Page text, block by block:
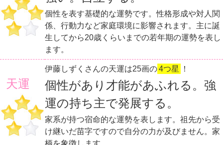
個性を表す基礎的な運勢です。性格形成や対人関
係、行動力など家庭環境に影響されます。主に誕
生してから20歳くらいまでの若年期の運勢を表し
ます。
天運
伊藤しずくさんの天運は25画の4つ星 ！
個性があり才能があふれる。強
運の持ち主で発展する。
家系が持つ宿命的な運勢を表します。祖先から受
け継いだ苗字ですので自分の力が及びません。家
柄を象徴します。